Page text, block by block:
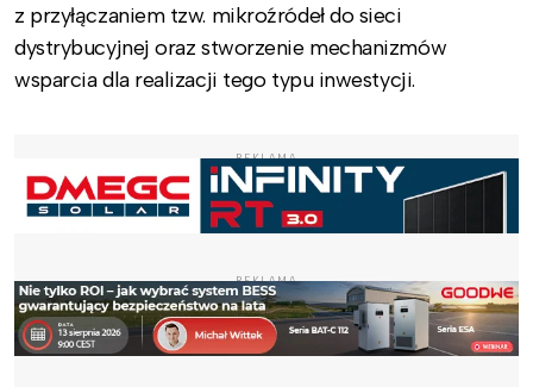
z przyłączaniem tzw. mikroźródeł do sieci
dystrybucyjnej oraz stworzenie mechanizmów
wsparcia dla realizacji tego typu inwestycji.
REKLAMA
REKLAMA